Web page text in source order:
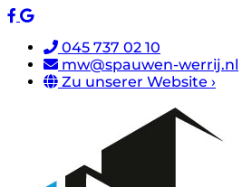
045 737 02 10
mw@spauwen-werrij.nl
Zu unserer Website ›